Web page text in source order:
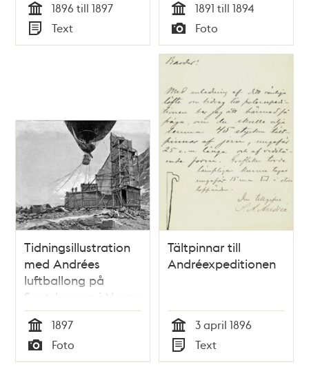
Tid
1896 till 1897
Typ
Text Tid
1891 till 1894
Typ
Foto
Tidningsillustration
med Andrées
luftballong på
Spetsbergen i Norge
juli 1897.
Tid
1897
Typ
Foto
Tältpinnar till
Andréexpeditionen
Tid
3 april 1896
Typ
Text